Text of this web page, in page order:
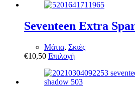
επιλεγούν
σελίδα
προϊόντος
προϊόν
πολλαπλές
παραλλαγές.
επιλογές
μπορούν
επιλεγούν
Seventeen Extra
Μάτια, Σκιές
€10,50 ΕπιλογήΑυτό
προϊόν
έχει